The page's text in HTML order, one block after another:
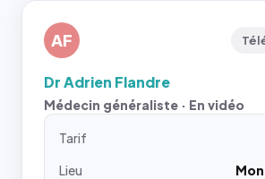
AF
Dr Adrien Flandre
Médecin généraliste · En vidéo
Tarif
Lieu